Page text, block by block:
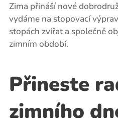
Zima přináší nové
vydáme na stopovací
stopách zvířat a společně
zimním období.
Přineste
zimního